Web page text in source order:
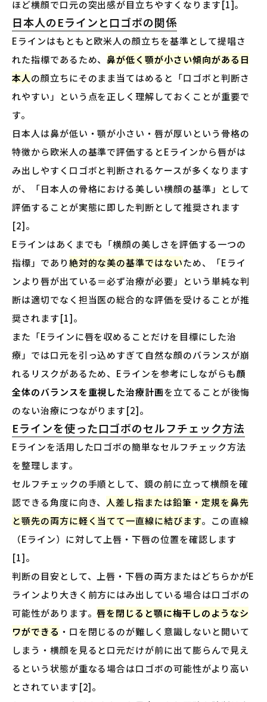
ほど横顔で口元の突出感が目立ちやすくなります[1]。
日本人のEラインと口ゴボの関係
Eラインはもともと欧米人の顔立ちを基準として提唱さ
れた指標であるため、鼻が低く顎が小さい傾向がある日
本人の顔立ちにそのまま当てはめると「口ゴボと判断さ
れやすい」という点を正しく理解しておくことが重要で
す。
日本人は鼻が低い・顎が小さい・唇が厚いという骨格の
特徴から欧米人の基準で評価するとEラインから唇がは
み出しやすく口ゴボと判断されるケースが多くなります
が、「日本人の骨格における美しい横顔の基準」として
評価することが実態に即した判断として推奨されます
[2]。
Eラインはあくまでも「横顔の美しさを評価する一つの
指標」であり絶対的な美の基準ではないため、「Eライ
ンより唇が出ている＝必ず治療が必要」という単純な判
断は適切でなく担当医の総合的な評価を受けることが推
奨されます[1]。
また「Eラインに唇を収めることだけを目標にした治
療」では口元を引っ込めすぎて自然な顔のバランスが崩
れるリスクがあるため、Eラインを参考にしながらも顔
全体のバランスを重視した治療計画を立てることが後悔
のない治療につながります[2]。
Eラインを使った口ゴボのセルフチェック方法
Eラインを活用した口ゴボの簡単なセルフチェック方法
を整理します。
セルフチェックの手順として、鏡の前に立って横顔を確
認できる角度に向き、人差し指または鉛筆・定規を鼻先
と顎先の両方に軽く当てて一直線に結びます。この直線
（Eライン）に対して上唇・下唇の位置を確認します
[1]。
判断の目安として、上唇・下唇の両方またはどちらかがE
ラインより大きく前方にはみ出している場合は口ゴボの
可能性があります。唇を閉じると顎に梅干しのようなシ
ワができる ・口を閉じるのが難しく意識しないと開いて
しまう・横顔を見ると口元だけが前に出て膨らんで見え
るという状態が重なる場合は口ゴボの可能性がより高い
とされています[2]。